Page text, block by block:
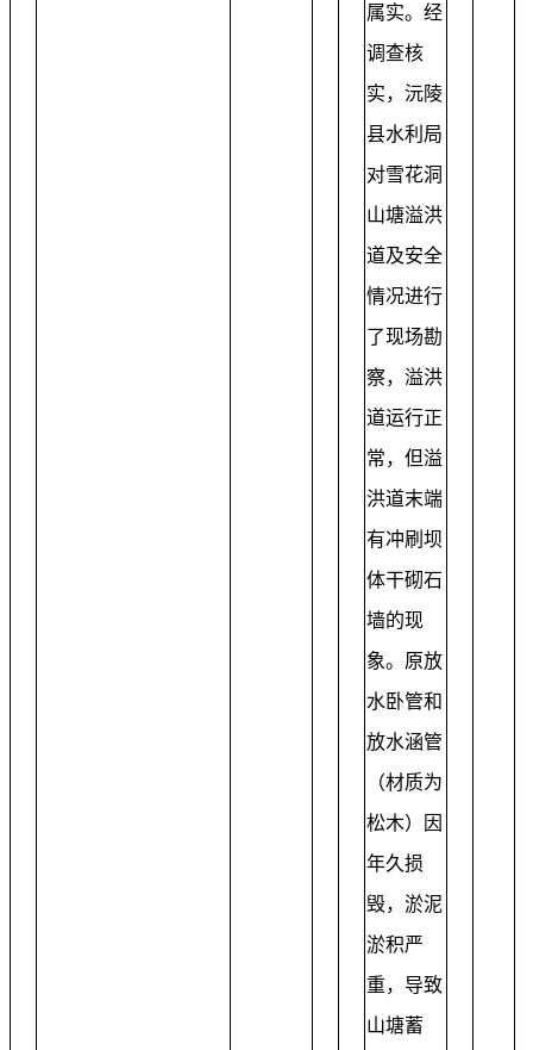
属实。经
调查核
实，沅陵
县水利局
对雪花洞
山塘溢洪
道及安全
情况进行
了现场勘
察，溢洪
道运行正
常，但溢
洪道末端
有冲刷坝
体干砌石
墙的现
象。原放
水卧管和
放水涵管
（材质为
松木）因
年久损
毁，淤泥
淤积严
重，导致
山塘蓄